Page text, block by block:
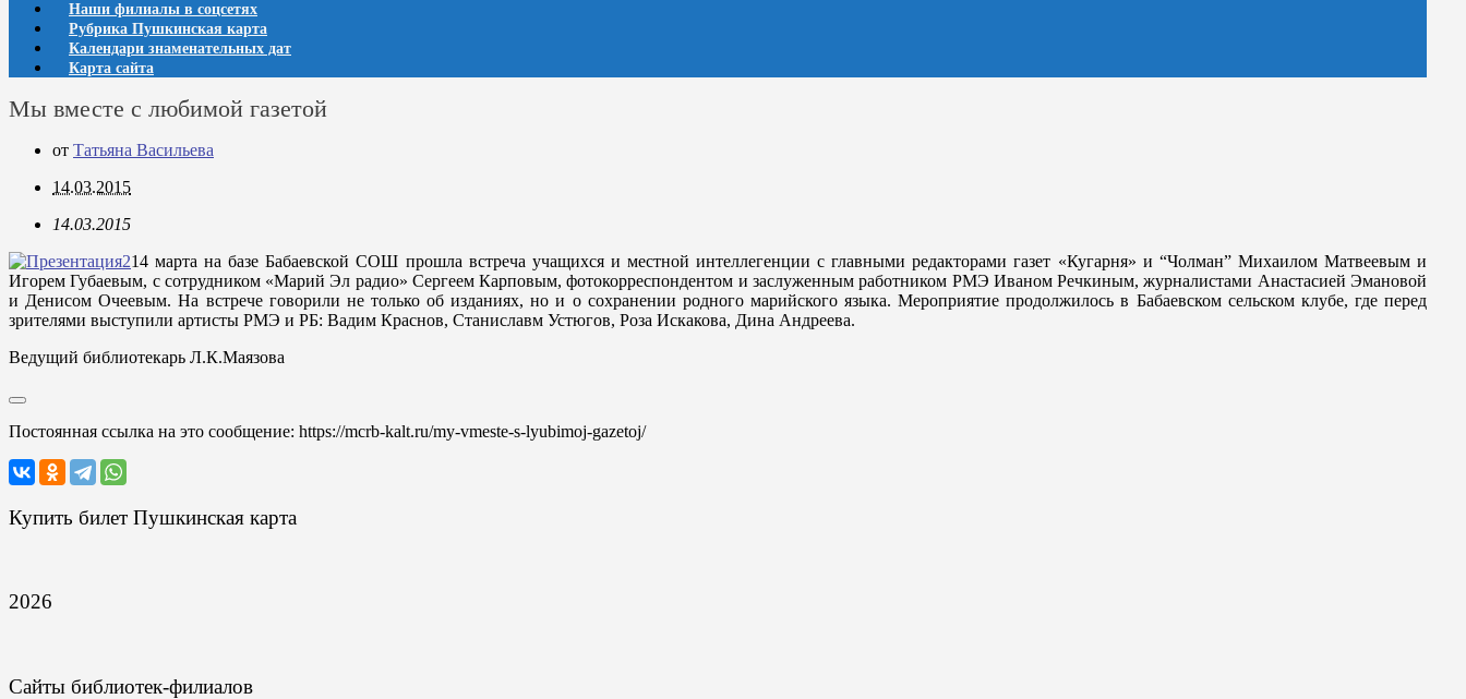
Наши филиалы в соцсетях
Рубрика Пушкинская карта
Календари знаменательных дат
Карта сайта
Мы вместе с любимой газетой
от Татьяна Васильева
14.03.2015
14.03.2015
14 марта на базе Бабаевской СОШ прошла встреча учащихся и местной интеллегенции с главными редакторами газет «Кугарня» и “Чолман” Михаилом Матвеевым и
Игорем Губаевым, с сотрудником «Марий Эл радио» Сергеем Карповым, фотокорреспондентом и заслуженным работником РМЭ Иваном Речкиным, журналистами Анастасией Эмановой
и Денисом Очеевым. На встрече говорили не только об изданиях, но и о сохранении родного марийского языка. Мероприятие продолжилось в Бабаевском сельском клубе, где перед
зрителями выступили артисты РМЭ и РБ: Вадим Краснов, Станиславм Устюгов, Роза Искакова, Дина Андреева.
Ведущий библиотекарь Л.К.Маязова
Постоянная ссылка на это сообщение: https://mcrb-kalt.ru/my-vmeste-s-lyubimoj-gazetoj/
Купить билет Пушкинская карта
2026
Сайты библиотек-филиалов